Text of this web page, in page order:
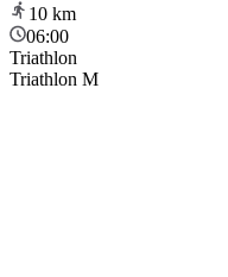
10 km
06:00
Triathlon
Triathlon M